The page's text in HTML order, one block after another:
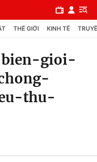
THẾ GIỚI KINH TẾ
gioi-
thu-